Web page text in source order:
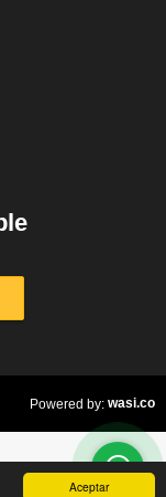
Aceptar
Powered by: wasi.co